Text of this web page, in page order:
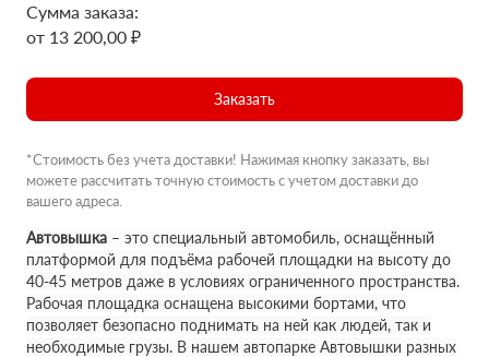
Сумма заказа:
от 13 200,00 ₽
Заказать
*Стоимость без учета доставки! Нажимая кнопку заказать, вы
можете рассчитать точную стоимость с учетом доставки до
вашего адреса.
Автовышка – это специальный автомобиль, оснащённый
платформой для подъёма рабочей площадки на высоту до
40-45 метров даже в условиях ограниченного пространства.
Рабочая площадка оснащена высокими бортами, что
позволяет безопасно поднимать на ней как людей, так и
необходимые грузы. В нашем автопарке Автовышки разных